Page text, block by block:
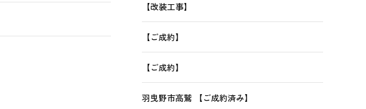
【改装工事】
【ご成約】
【ご成約】
羽曳野市高鷲 【ご成約済み】